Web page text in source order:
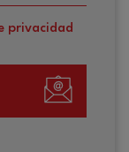
privacidad